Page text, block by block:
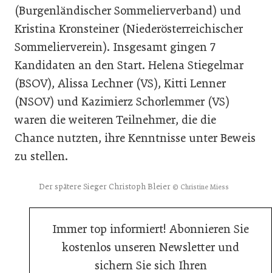
(Burgenländischer Sommelierverband) und
Kristina Kronsteiner (Niederösterreichischer
Sommelierverein). Insgesamt gingen 7
Kandidaten an den Start. Helena Stiegelmar
(BSOV), Alissa Lechner (VS), Kitti Lenner
(NSOV) und Kazimierz Schorlemmer (VS)
waren die weiteren Teilnehmer, die die
Chance nutzten, ihre Kenntnisse unter Beweis
zu stellen.
Der spätere Sieger Christoph Bleier © Christine Miess
Immer top informiert! Abonnieren Sie
kostenlos unseren Newsletter und
sichern Sie sich Ihren